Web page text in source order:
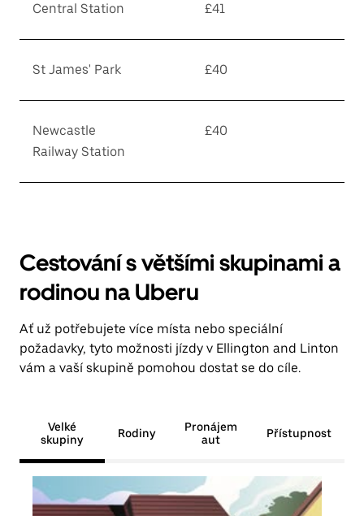
Central Station £41
St James' Park £40
Newcastle
Railway Station
£40
Cestování s většími skupinami a
rodinou na Uberu
Ať už potřebujete více místa nebo speciální
požadavky, tyto možnosti jízdy v Ellington and Linton
vám a vaší skupině pomohou dostat se do cíle.
Velké
skupiny
Rodiny
Pronájem
aut
Přístupnost